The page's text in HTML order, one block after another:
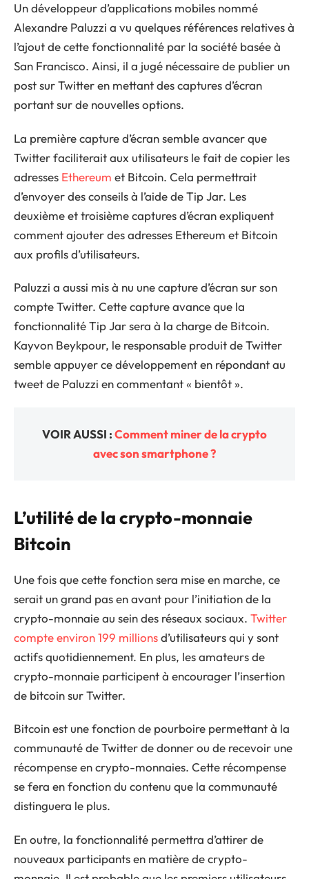
Un développeur d’applications mobiles nommé
Alexandre Paluzzi a vu quelques références relatives à
l’ajout de cette fonctionnalité par la société basée à
San Francisco. Ainsi, il a jugé nécessaire de publier un
post sur Twitter en mettant des captures d’écran
portant sur de nouvelles options.
La première capture d’écran semble avancer que
Twitter faciliterait aux utilisateurs le fait de copier les
adresses Ethereum et Bitcoin. Cela permettrait
d’envoyer des conseils à l’aide de Tip Jar. Les
deuxième et troisième captures d’écran expliquent
comment ajouter des adresses Ethereum et Bitcoin
aux profils d’utilisateurs.
Paluzzi a aussi mis à nu une capture d’écran sur son
compte Twitter. Cette capture avance que la
fonctionnalité Tip Jar sera à la charge de Bitcoin.
Kayvon Beykpour, le responsable produit de Twitter
semble appuyer ce développement en répondant au
tweet de Paluzzi en commentant « bientôt ».
VOIR AUSSI :Comment miner de la crypto
avec son smartphone ?
L’utilité de la crypto-monnaie
Bitcoin
Une fois que cette fonction sera mise en marche, ce
serait un grand pas en avant pour l’initiation de la
crypto-monnaie au sein des réseaux sociaux. Twitter
compte environ 199 millionsd’utilisateurs qui y sont
actifs quotidiennement. En plus, les amateurs de
crypto-monnaie participent à encourager l’insertion
de bitcoin sur Twitter.
Bitcoin est une fonction de pourboire permettant à la
communauté de Twitter de donner ou de recevoir une
récompense en crypto-monnaies. Cette récompense
se fera en fonction du contenu que la communauté
distinguera le plus.
En outre, la fonctionnalité permettra d’attirer de
nouveaux participants en matière de crypto-